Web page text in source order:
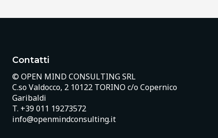
Contatti
© OPEN MIND CONSULTING SRL
C.so Valdocco, 2 10122 TORINO c/o Copernico
Garibaldi
T. +39 011 19273572
info@openmindconsulting.it